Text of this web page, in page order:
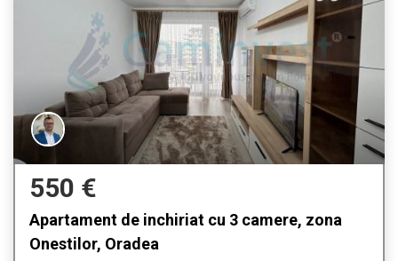
550 €
Apartament de inchiriat cu 3 camere, zona
Onestilor, Oradea